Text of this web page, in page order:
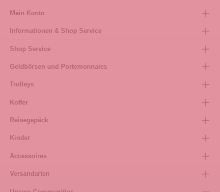
Mein Konto
Informationen & Shop Service
Shop Service
Geldbörsen und Portemonnaies
Trolleys
Koffer
Reisegepäck
Kinder
Accessoires
Versandarten